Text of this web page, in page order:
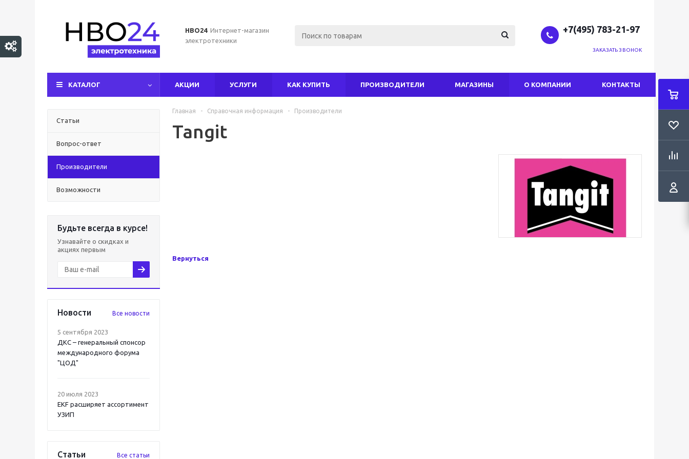
НВО24 Интернет-магазин
электротехники
+7(495) 783-21-97
ЗАКАЗАТЬ ЗВОНОК
КАТАЛОГ АКЦИИ УСЛУГИ КАК КУПИТЬ ПРОИЗВОДИТЕЛИ МАГАЗИНЫ О КОМПАНИИ КОНТАКТЫ
Статьи
Вопрос-ответ
Производители
Возможности
Будьте всегда в курсе!
Узнавайте о скидках и
акциях первым
Новости Все новости
5 сентября 2023
ДКС – генеральный спонсор
международного форума
"ЦОД"
20 июля 2023
EKF расширяет ассортимент
УЗИП
Статьи Все статьи
Главная - Справочная информация - Производители
Tangit
Вернуться